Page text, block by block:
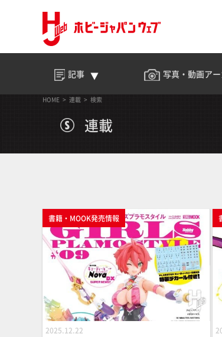
記事 写真・動画ア
HOME 連載 検索
連載
書籍・MOOK発売情報
2025.12.22